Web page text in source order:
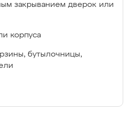
закрыванием дверок или
корпуса
бутылочницы,